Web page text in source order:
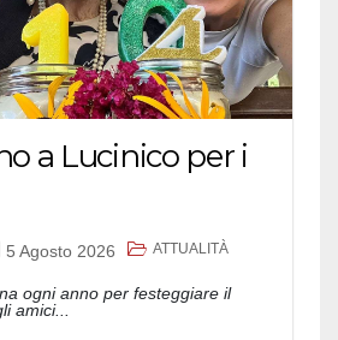
a Lucinico per i
5 Agosto 2026 ATTUALITÀ
ogni anno per festeggiare il
amici...